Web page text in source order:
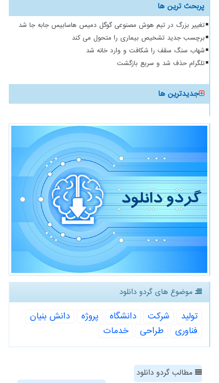
پربحث ترین ها
تغییر بزرگ در تیم هوش مصنوعی گوگل دمیس هاسابیس جابه جا شد
برچسب جدید تشخیص بیماری را متحول می کند
شهاب سنگ سقف را شکافت و وارد خانه شد
تلگرام حذف شد و سریع بازگشت
جدیدترین ها
موضوع های گردو دانلود
تولید شركت دانشگاه پروژه
دانش بنیان
فناوری
طراحی خدمات
مطالب گردو دانلود